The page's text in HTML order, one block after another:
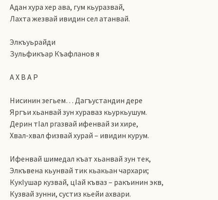
Адан хура хер ава, гум кьуразвай,
Лахта жезвай ивидин сел атанвай.
Элкъуьрайди
Зульфикъар Къафланов я
А Х В А Р
Нисинин зегьем… Дагъустандин дере
Яргъи хьанвай зун хураваз кьуркьушум.
Дерин тIал ргазвай ифенвай зи хире,
Хвал-хвал физвай хурай – ивидин курум.
Ифенвай шимедал къат хьанвай зун тек,
Элкъвена кьунвай тик кьакьан чархари;
КукIушар кузвай, цIай къваз – ракъинин экв,
Кузвай зунни, сустиз кьейи ахвари.